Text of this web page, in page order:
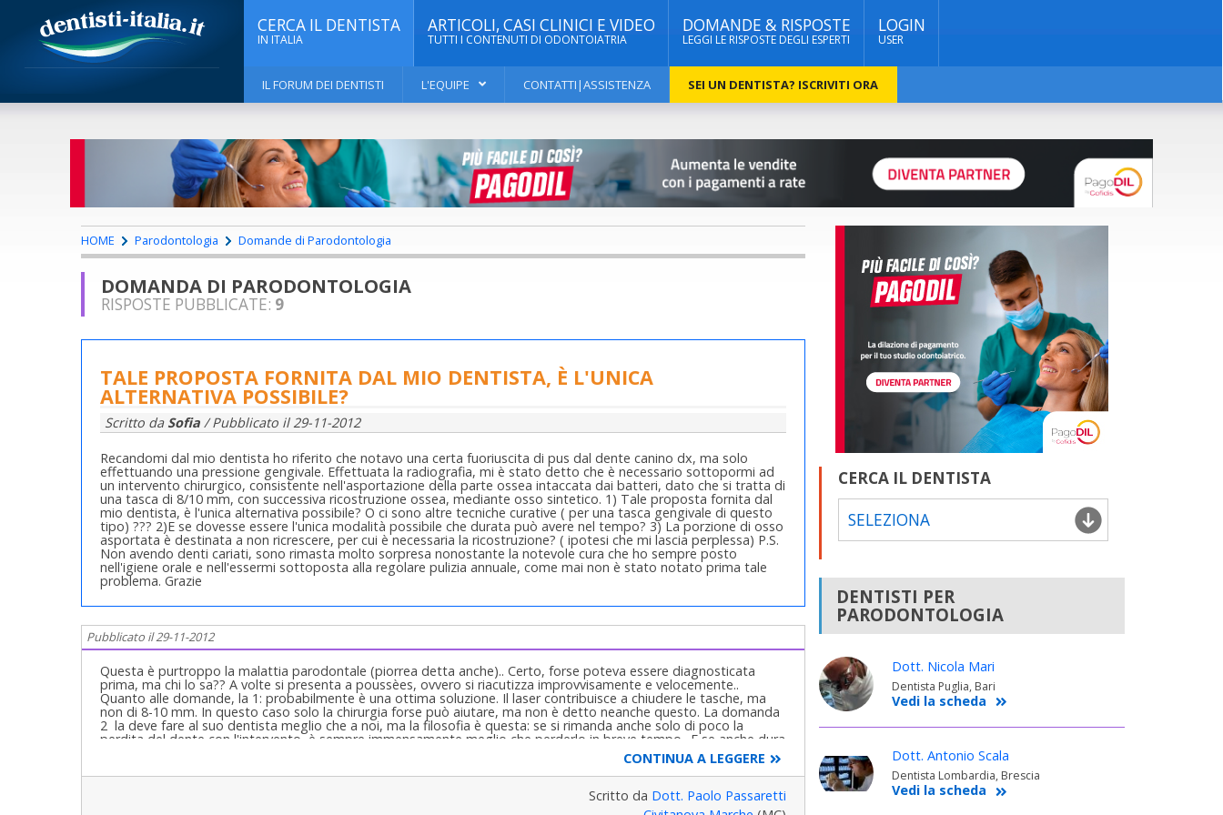
CERCA IL DENTISTA
IN ITALIA
ARTICOLI, CASI CLINICI E VIDEO
TUTTI I CONTENUTI DI ODONTOIATRIA
DOMANDE & RISPOSTE
LEGGI LE RISPOSTE DEGLI ESPERTI
LOGIN
USER
IL FORUM DEI DENTISTI L'EQUIPE CONTATTI|ASSISTENZA SEI UN DENTISTA? ISCRIVITI ORA
HOME Parodontologia Domande di Parodontologia
DOMANDA DI PARODONTOLOGIA
RISPOSTE PUBBLICATE: 9
TALE PROPOSTA FORNITA DAL MIO DENTISTA, È L'UNICA
ALTERNATIVA POSSIBILE?
Scritto da Sofia / Pubblicato il29-11-2012
Recandomi dal mio dentista ho riferito che notavo una certa fuoriuscita di pus dal dente canino dx, ma solo
effettuando una pressione gengivale. Effettuata la radiografia, mi è stato detto che è necessario sottopormi ad
un intervento chirurgico, consistente nell'asportazione della parte ossea intaccata dai batteri, dato che si tratta di
una tasca di 8/10 mm, con successiva ricostruzione ossea, mediante osso sintetico. 1) Tale proposta fornita dal
mio dentista, è l'unica alternativa possibile? O ci sono altre tecniche curative ( per una tasca gengivale di questo
tipo) ??? 2)E se dovesse essere l'unica modalità possibile che durata può avere nel tempo? 3) La porzione di osso
asportata è destinata a non ricrescere, per cui è necessaria la ricostruzione? ( ipotesi che mi lascia perplessa) P.S.
Non avendo denti cariati, sono rimasta molto sorpresa nonostante la notevole cura che ho sempre posto
nell'igiene orale e nell'essermi sottoposta alla regolare pulizia annuale, come mai non è stato notato prima tale
problema. Grazie
Pubblicato il 29-11-2012
Questa è purtroppo la malattia parodontale (piorrea detta anche).. Certo, forse poteva essere diagnosticata
prima, ma chi lo sa?? A volte si presenta a poussèes, ovvero si riacutizza improvvisamente e velocemente..
Quanto alle domande, la 1: probabilmente è una ottima soluzione. Il laser contribuisce a chiudere le tasche, ma
non di 8-10 mm. In questo caso solo la chirurgia forse può aiutare, ma non è detto neanche questo. La domanda
2 la deve fare al suo dentista meglio che a noi, ma la filosofia è questa: se si rimanda anche solo di poco la
perdita del dente con l'intervento, è sempre immensamente meglio che perderlo in breve tempo.. E se anche dura
poco, è tutto di guadagnato. Certo, il vantaggio non può essere ad esempio di 1-2 anni, ma un po' di più.. La 3
CONTINUA A LEGGERE
Scritto da Dott. Paolo Passaretti
CERCA IL DENTISTA
SELEZIONA
DENTISTI PER
PARODONTOLOGIA
Dott. Nicola Mari
Dentista Puglia, Bari
Vedi la scheda
Dott. Antonio Scala
Dentista Lombardia, Brescia
Vedi la scheda